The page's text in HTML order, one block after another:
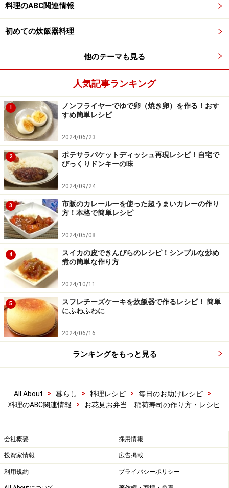
●油揚げの大きさは、地域によってかなりの違いがあるようです。稲
荷寿司の形も、 関東では四角、関西では三角が多いとも言われます。
今日使用した油揚げはかなり大きい長方形でしたので、四半分に切り
ました。 三角形に見えますが、実は四角です。こちら
ご覧になれます。
【巻きずし】
【握りずし】
※記事内容は執筆時点のものです。最新の内容をご確認くださ
い。
※衛生面および保存状態に起因して食中毒や体調不良を引き起こ
す場合があります。必ず清潔な状態で、正しい方法で行い、なる
べく早めにお召し上がりください。また、持ち運びの際は保存方
法に注意してください。
1 /2 次のページへ
料理のABC関連情報
初めての炊飯器料理
他のテーマも見る
人気記事ランキング
1
ノンフライヤーでゆで卵（焼き卵）を作る！おす
すめ簡単レシピ
2024/06/23
2
ポテサラパケットディッシュ再現レシピ！自宅で
びっくりドンキーの味
2024/09/24
3
市販のカレールーを使った超うまいカレーの作り
方！本格で簡単レシピ
2024/05/08
4
スイカの皮できんぴらのレシピ！シンプルな炒め
煮の簡単な作り方
2024/10/11
5
スフレチーズケーキを炊飯器で作るレシピ！ 簡単
にふわふわに
2024/06/16
ランキングをもっと見る
All About > 暮らし > 料理レシピ > 毎日のお助けレシピ
>
料理のABC関連情報
> お花見お弁当 稲荷寿司の作り方・レシピ
会社概要 採用情報
投資家情報 広告掲載
利用規約 プライバシーポリシー